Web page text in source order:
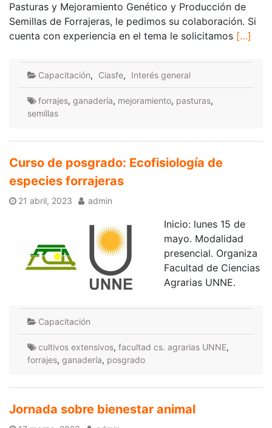
Pasturas y Mejoramiento Genético y Producción de
Semillas de Forrajeras, le pedimos su colaboración. Si
cuenta con experiencia en el tema le solicitamos […]
Capacitación, Ciasfe, Interés general
forrajes, ganadería, mejoramiento, pasturas,
semillas
Curso de posgrado: Ecofisiología de
especies forrajeras
21 abril, 2023 admin
Inicio: lunes 15 de
mayo. Modalidad
presencial. Organiza
Facultad de Ciencias
Agrarias UNNE.
Capacitación
cultivos extensivos, facultad cs. agrarias UNNE,
forrajes, ganadería, posgrado
Jornada sobre bienestar animal